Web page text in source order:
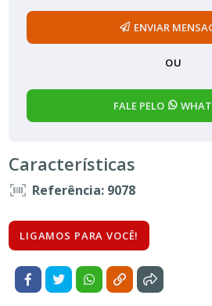
ENVIAR
OU
FALE PELO
Características
Referência: 9078
LIGAMOS PARA VOCÊ!